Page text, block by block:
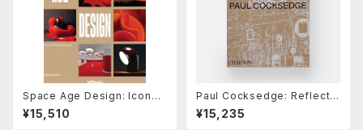
Space Age Design: Icons
of the Space Age Design
Movement
¥15,510
Paul Cocksedge: Reflectio
ns
¥15,235